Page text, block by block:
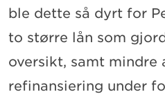
ble dette så dyrt for
to større lån som
oversikt, samt mindre
refinansiering under